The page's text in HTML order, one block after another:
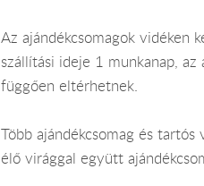
Az ajándékcsomagok vidéken
szállítási ideje 1 munkanap,
függően eltérhetnek.
Több ajándékcsomag és
élő virággal együtt